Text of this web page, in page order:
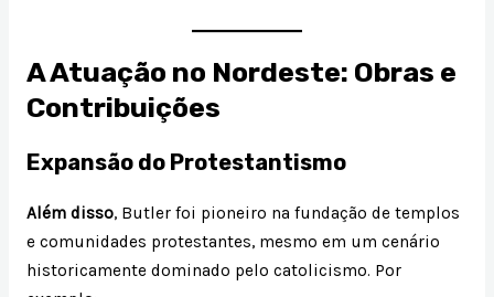
A Atuação no Nordeste: Obras e
Contribuições
Expansão do Protestantismo
Além disso, Butler foi pioneiro na fundação de templos
e comunidades protestantes, mesmo em um cenário
historicamente dominado pelo catolicismo. Por